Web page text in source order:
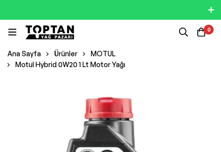
0
Ana Sayfa Ürünler
MOTUL
Motul Hybrid 0W20 1 Lt Motor Yağı